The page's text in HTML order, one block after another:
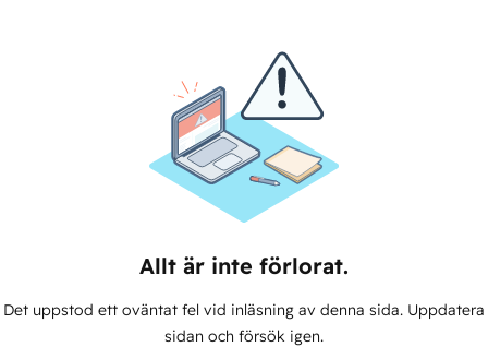
Allt är inte förlorat.
Det uppstod ett oväntat fel vid inläsning av denna sida. Uppdatera
sidan och försök igen.